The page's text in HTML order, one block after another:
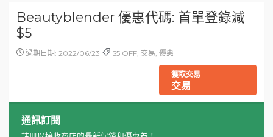
Beautyblender 優惠代碼: 首單登錄減
$5
過期日期: 2022/06/23 $5 OFF, 交易, 優惠
獲取交易
交易
通訊訂閱